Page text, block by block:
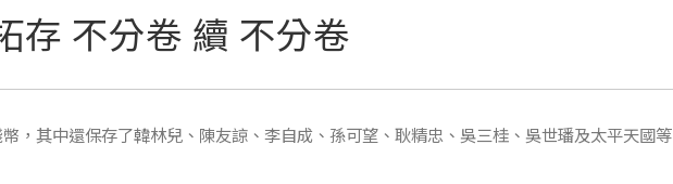
存 不分卷 續 不分卷
，其中還保存了韓林兒、陳友諒、李自成、孫可望、耿精忠、吳三桂、吳世璠及太平天國等